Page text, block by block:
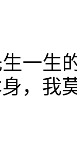
一生
，我